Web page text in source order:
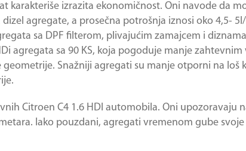
karakteriše izrazita ekonomičnost. Oni navode da
agregate, a prosečna potrošnja iznosi oko 4,5-
sa DPF filterom, plivajućim zamajcem i
agregata sa 90 KS, koja pogoduje manje
Snažniji agregati su manje otporni na loš
Citroen C4 1.6 HDI automobila. Oni upozoravaju
Iako pouzdani, agregati vremenom gube